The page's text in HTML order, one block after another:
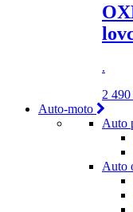
.
2
Auto-moto
Auto
Auto